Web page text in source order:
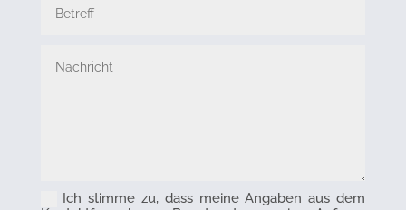
Ich stimme zu, dass meine Angaben aus dem